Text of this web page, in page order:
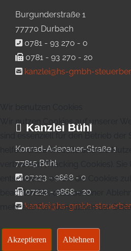
Burgunderstraße 1
77770 Durbach
0781 - 93 270 - 0
0781 - 93 270 - 20
kanzlei@hs-gmbh-
Kanzlei Bühl
Konrad-Adenauer-Straße 1
77815 Bühl
07223 - 9868 - 0
07223 - 9868 - 20
kanzlei@hs-gmbh-
Wir nutzen Cookies auf unserer
helfen, diese Website und die
verbessern (Tracking Cookies). Sie
entscheiden, ob Sie die Cookies
beachten Sie, dass bei einer
mehr alle Funktionalitäten der
Akzeptieren Ablehnen